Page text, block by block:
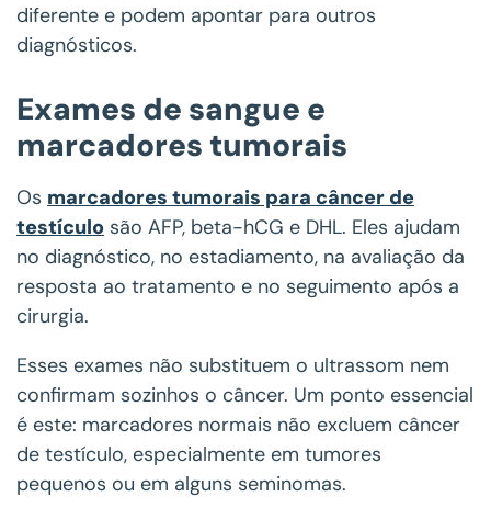
diferente e podem apontar para outros
diagnósticos.
Exames de sangue e
marcadores tumorais
Os marcadores tumorais para câncer de
testículo são AFP, beta-hCG e DHL. Eles ajudam
no diagnóstico, no estadiamento, na avaliação da
resposta ao tratamento e no seguimento após a
cirurgia.
Esses exames não substituem o ultrassom nem
confirmam sozinhos o câncer. Um ponto essencial
é este: marcadores normais não excluem câncer
de testículo, especialmente em tumores
pequenos ou em alguns seminomas.